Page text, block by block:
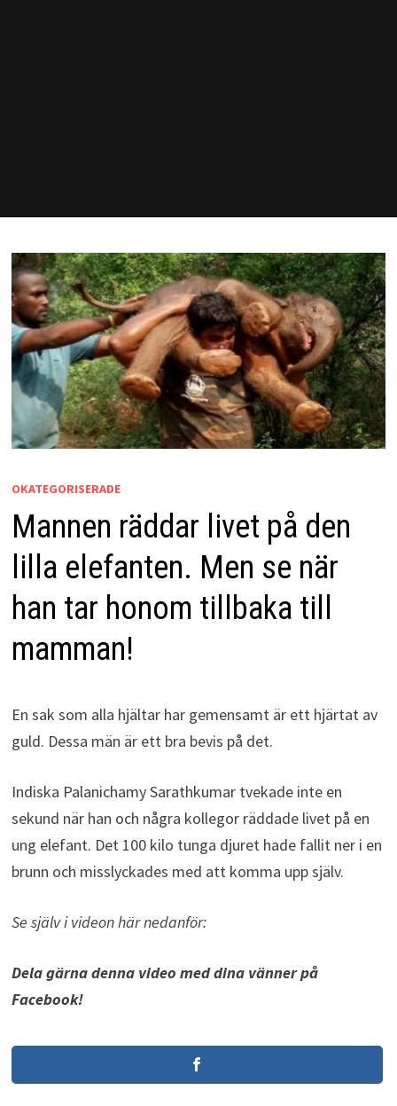
OKATEGORISERADE
Mannen räddar livet på den
lilla elefanten. Men se när
han tar honom tillbaka till
mamman!
En sak som alla hjältar har gemensamt är ett hjärtat av
guld. Dessa män är ett bra bevis på det.
Indiska Palanichamy Sarathkumar tvekade inte en
sekund när han och några kollegor räddade livet på en
ung elefant. Det 100 kilo tunga djuret hade fallit ner i en
brunn och misslyckades med att komma upp själv.
Se själv i videon här nedanför:
Dela gärna denna video med dina vänner på
Facebook!